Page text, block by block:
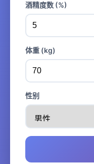
酒精度数 (%)
体重 (kg)
性别